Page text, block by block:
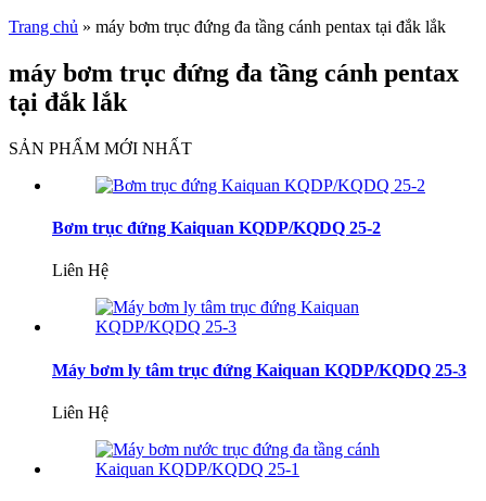
Trang chủ » máy bơm trục đứng đa tầng cánh pentax tại đắk lắk
máy bơm trục đứng đa tầng cánh pentax
tại đắk lắk
SẢN PHẨM MỚI NHẤT
Bơm trục đứng Kaiquan KQDP/KQDQ 25-2
Liên Hệ
Máy bơm ly tâm trục đứng Kaiquan KQDP/KQDQ 25-3
Liên Hệ